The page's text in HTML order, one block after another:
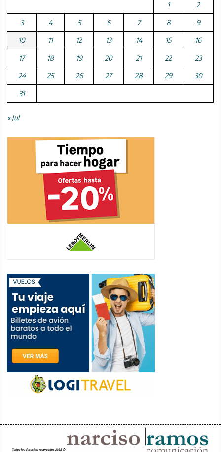
1 2
3 4 5 6 7 8 9
10 11 12 13 14 15 16
17 18 19 20 21 22 23
24 25 26 27 28 29 30
31
« Jul